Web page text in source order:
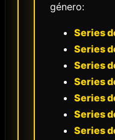
género:
Series
Series
Series
Series
Series
Series
Series